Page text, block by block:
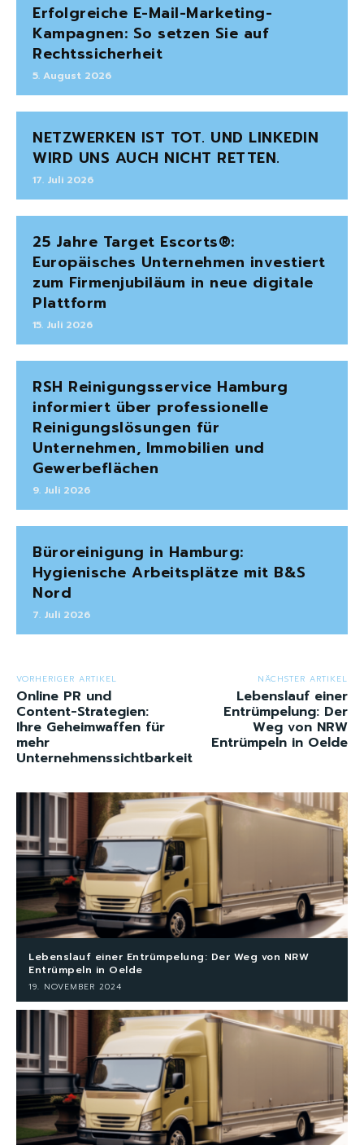
Erfolgreiche E-Mail-Marketing-
Kampagnen: So setzen Sie auf
Rechtssicherheit
5. August 2026
NETZWERKEN IST TOT. UND LINKEDIN
WIRD UNS AUCH NICHT RETTEN.
17. Juli 2026
25 Jahre Target Escorts®:
Europäisches Unternehmen investiert
zum Firmenjubiläum in neue digitale
Plattform
15. Juli 2026
RSH Reinigungsservice Hamburg
informiert über professionelle
Reinigungslösungen für
Unternehmen, Immobilien und
Gewerbeflächen
9. Juli 2026
Büroreinigung in Hamburg:
Hygienische Arbeitsplätze mit B&S
Nord
7. Juli 2026
VORHERIGER ARTIKEL
Online PR und
Content-Strategien:
Ihre Geheimwaffen für
mehr
Unternehmenssichtbarkeit
NÄCHSTER ARTIKEL
Lebenslauf einer
Entrümpelung: Der
Weg von NRW
Entrümpeln in Oelde
Lebenslauf einer Entrümpelung: Der Weg von NRW
Entrümpeln in Oelde
19. NOVEMBER 2024